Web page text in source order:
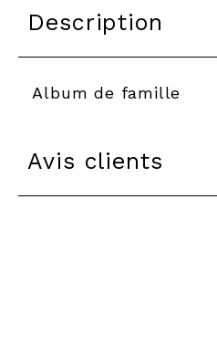
Description
Album de famille
Avis clients